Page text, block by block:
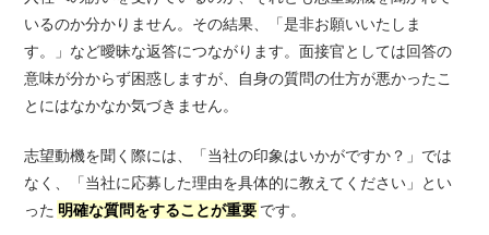
いるのか分かりません。その結果、「是非お願いいたしま
す。」など曖昧な返答につながります。面接官としては回答の
意味が分からず困惑しますが、自身の質問の仕方が悪かったこ
とにはなかなか気づきません。
志望動機を聞く際には、「当社の印象はいかがですか？」では
なく、「当社に応募した理由を具体的に教えてください」とい
った 明確な質問をすることが重要 です。